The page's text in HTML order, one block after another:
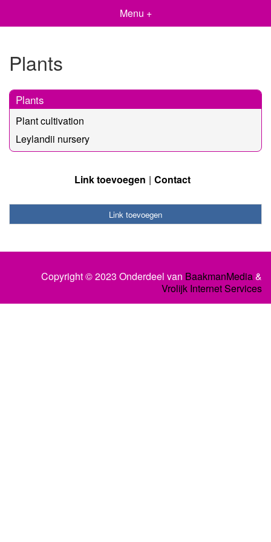
Menu +
Plants
Plants
Plant cultivation
Leylandii nursery
Link toevoegen Contact
Link toevoegen
Copyright © 2023 Onderdeel van BaakmanMedia&
Vrolijk Internet Services